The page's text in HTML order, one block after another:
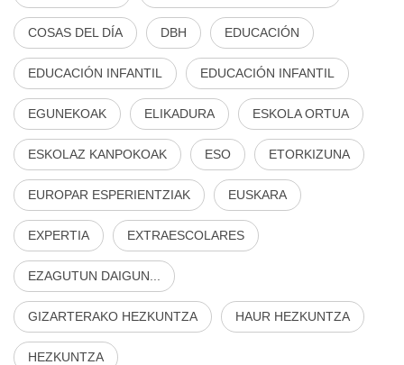
COSAS DEL DÍA DBH EDUCACIÓN
EDUCACIÓN INFANTIL EDUCACIÓN INFANTIL
EGUNEKOAK ELIKADURA ESKOLA ORTUA
ESKOLAZ KANPOKOAK ESO ETORKIZUNA
EUROPAR ESPERIENTZIAK EUSKARA
EXPERTIA EXTRAESCOLARES
EZAGUTUN DAIGUN...
GIZARTERAKO HEZKUNTZA HAUR HEZKUNTZA
HEZKUNTZA